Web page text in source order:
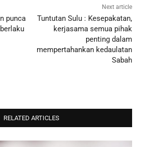
punca
Next article
Tuntutan Sulu : Kesepakatan,
kerjasama semua pihak
penting dalam
mempertahankan kedaulatan
Sabah
RELATED ARTICLES